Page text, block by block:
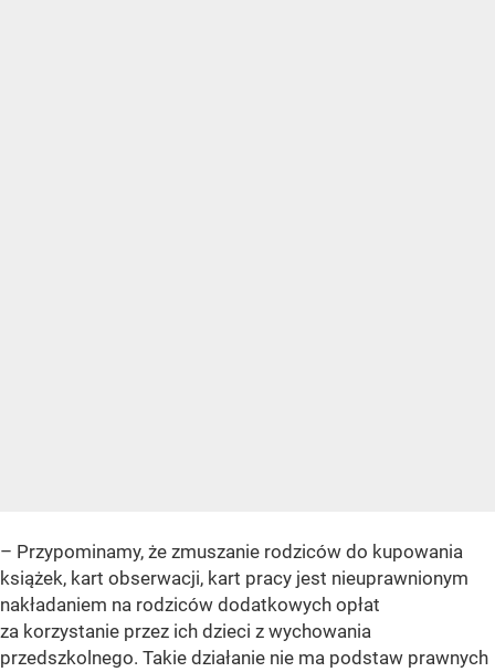
– Przypominamy, że zmuszanie rodziców do kupowania
książek, kart obserwacji, kart pracy jest nieuprawnionym
nakładaniem na rodziców dodatkowych opłat
za korzystanie przez ich dzieci z wychowania
przedszkolnego. Takie działanie nie ma podstaw prawnych